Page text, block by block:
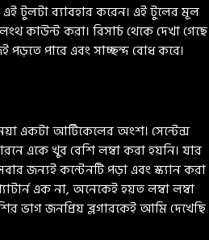
টুলটা ব্যাবহার করেন। এই টুলের মূল
কাউন্ট করা। রিসার্চ থেকে দেখা গেছে
পড়তে পারে এবং সাচ্ছন্দ বোধ করে।
একটা আর্টিকেলের অংশ। সেন্টেন্স
একে খুব বেশি লম্বা করা হয়নি। যার
জন্যই কন্টেনটি পড়া এবং স্ক্যান করা
এক না, অনেকেই হয়ত লম্বা লম্বা
ভাগ জনপ্রিয় ব্লগারকেই আমি দেখেছি